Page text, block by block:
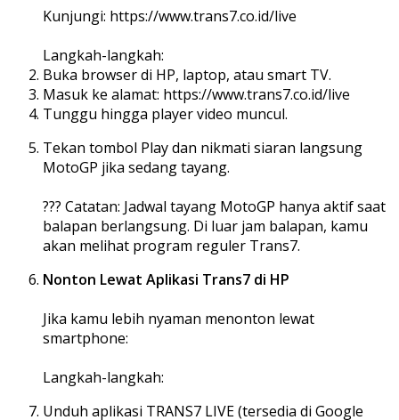
Kunjungi: https://www.trans7.co.id/live
Langkah-langkah:
Buka browser di HP, laptop, atau smart TV.
Masuk ke alamat: https://www.trans7.co.id/live
Tunggu hingga player video muncul.
Tekan tombol Play dan nikmati siaran langsung
MotoGP jika sedang tayang.
??? Catatan: Jadwal tayang MotoGP hanya aktif saat
balapan berlangsung. Di luar jam balapan, kamu
akan melihat program reguler Trans7.
Nonton Lewat Aplikasi Trans7 di HP
Jika kamu lebih nyaman menonton lewat
smartphone:
Langkah-langkah:
Unduh aplikasi TRANS7 LIVE (tersedia di Google